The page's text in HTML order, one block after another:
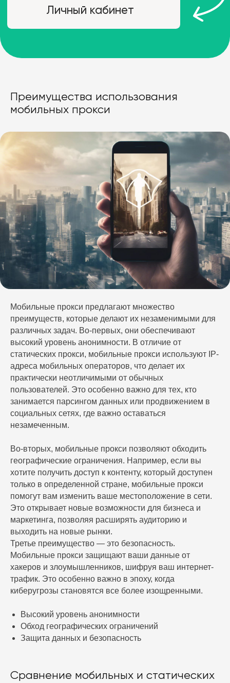
Преимущества использования
мобильных прокси
Мобильные прокси предлагают множество
преимуществ, которые делают их незаменимыми для
различных задач. Во-первых, они обеспечивают
высокий уровень анонимности. В отличие от
статических прокси, мобильные прокси используют IP-
адреса мобильных операторов, что делает их
практически неотличимыми от обычных
пользователей. Это особенно важно для тех, кто
занимается парсингом данных или продвижением в
социальных сетях, где важно оставаться
незамеченным.
Во-вторых, мобильные прокси позволяют обходить
географические ограничения. Например, если вы
хотите получить доступ к контенту, который доступен
только в определенной стране, мобильные прокси
помогут вам изменить ваше местоположение в сети.
Это открывает новые возможности для бизнеса и
маркетинга, позволяя расширять аудиторию и
выходить на новые рынки.
Третье преимущество — это безопасность.
Мобильные прокси защищают ваши данные от
хакеров и злоумышленников, шифруя ваш интернет-
трафик. Это особенно важно в эпоху, когда
киберугрозы становятся все более изощренными.
Высокий уровень анонимности
Обход географических ограничений
Защита данных и безопасность
Сравнение мобильных и статических